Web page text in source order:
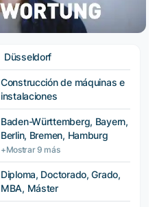
Düsseldorf
Construcción de máquinas e
instalaciones
Baden-Württemberg, Bayern,
Berlin, Bremen, Hamburg
+Mostrar 9 más
Diploma, Doctorado, Grado,
MBA, Máster